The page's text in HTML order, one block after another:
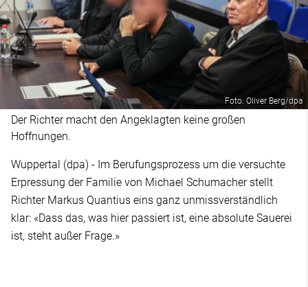
Foto: Oliver Berg/dpa
Der Richter macht den Angeklagten keine großen
Hoffnungen.
Wuppertal (dpa) - Im Berufungsprozess um die versuchte
Erpressung der Familie von Michael Schumacher stellt
Richter Markus Quantius eins ganz unmissverständlich
klar: «Dass das, was hier passiert ist, eine absolute Sauerei
ist, steht außer Frage.»